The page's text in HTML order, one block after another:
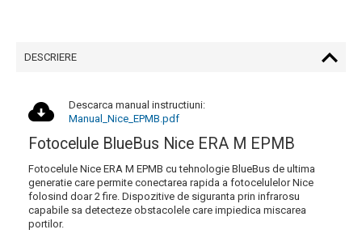
DESCRIERE
Descarca manual instructiuni:
Manual_Nice_EPMB.pdf
Fotocelule BlueBus Nice ERA M EPMB
Fotocelule Nice ERA M EPMB cu tehnologie BlueBus de ultima
generatie care permite conectarea rapida a fotocelulelor Nice
folosind doar 2 fire. Dispozitive de siguranta prin infrarosu
capabile sa detecteze obstacolele care impiedica miscarea
portilor.